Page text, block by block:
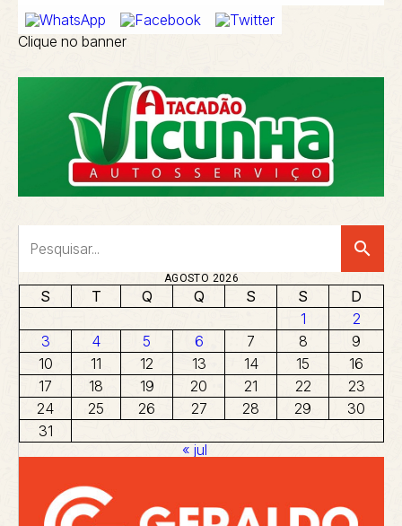
Clique no banner
search
AGOSTO 2026
S T Q Q S S
D
1
2
3
4 5 6 7 8
9
10
11 12 13 14 15
16
17
18 19 20 21 22
23
24
25 26 27 28 29
30
31
« jul